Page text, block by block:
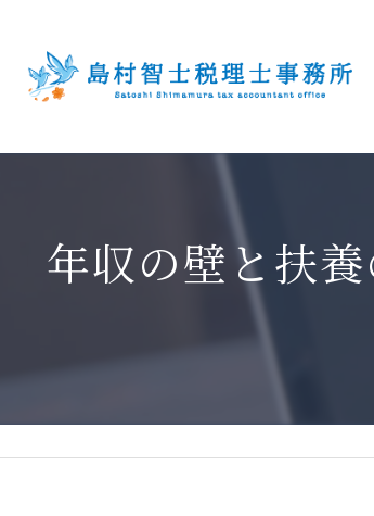
年収の壁と扶